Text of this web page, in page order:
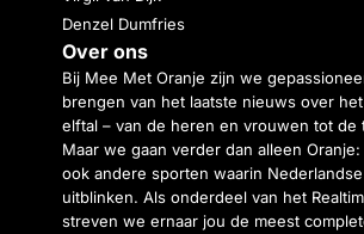
Denzel Dumfries
Over ons
Bij Mee Met Oranje zijn we
brengen van het laatste nieuws over
elftal – van de heren en vrouwen tot de
Maar we gaan verder dan alleen
ook andere sporten waarin
uitblinken. Als onderdeel van het
streven we ernaar jou de meest